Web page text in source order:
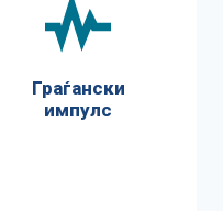
Граѓански
импулс